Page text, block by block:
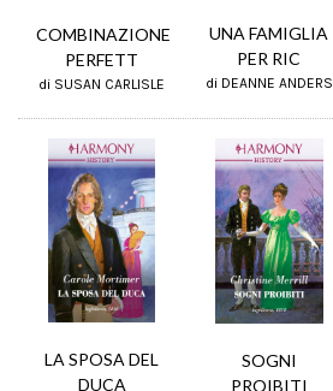
COMBINAZIONE
PERFETT
di SUSAN CARLISLE
UNA FAMIGLIA
PER RIC
di DEANNE ANDERS
LA SPOSA DEL
DUCA
SOGNI
PROIBITI